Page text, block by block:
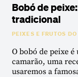
Bobó de
tradicional
PEIXES E FRUTOS
O bobó de peixe
camarão, uma
usaremos a